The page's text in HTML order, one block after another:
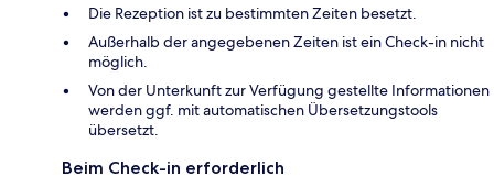
Die Rezeption ist zu bestimmten Zeiten besetzt.
Außerhalb der angegebenen Zeiten ist ein Check-in nicht
möglich.
Von der Unterkunft zur Verfügung gestellte Informationen
werden ggf. mit automatischen Übersetzungstools
übersetzt.
Beim Check-in erforderlich